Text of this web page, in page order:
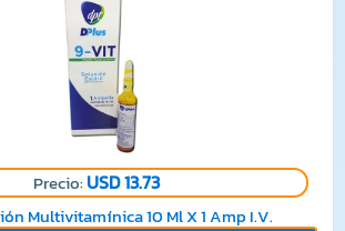
Precio: USD 13.73
Multivitamínica 10 Ml X 1 Amp I.V.